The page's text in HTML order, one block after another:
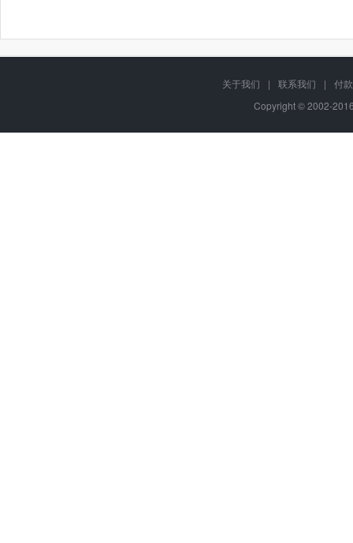
关于我们 | 联系我们 |
付
Copyright © 2002-